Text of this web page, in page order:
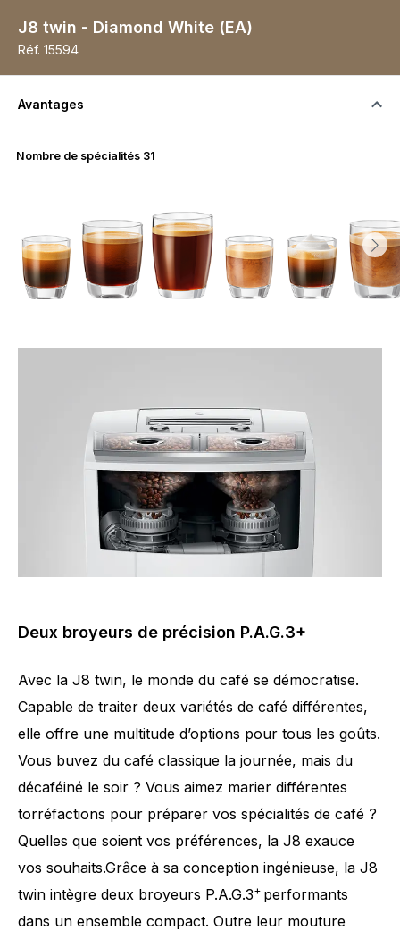
J8 twin - Diamond White (EA)
Réf. 15594
Avantages
Deux broyeurs de précision P.A.G.3+
Avec la J8 twin, le monde du café se démocratise.
Capable de traiter deux variétés de café différentes,
elle offre une multitude d’options pour tous les goûts.
Vous buvez du café classique la journée, mais du
décaféiné le soir ? Vous aimez marier différentes
torréfactions pour préparer vos spécialités de café ?
Quelles que soient vos préférences, la J8 exauce
vos souhaits.Grâce à sa conception ingénieuse, la J8
twin intègre deux broyeurs P.A.G.3+ performants
dans un ensemble compact. Outre leur mouture